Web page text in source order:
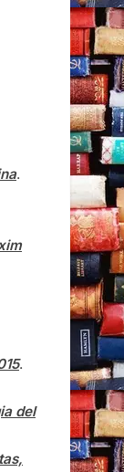
.
.
del